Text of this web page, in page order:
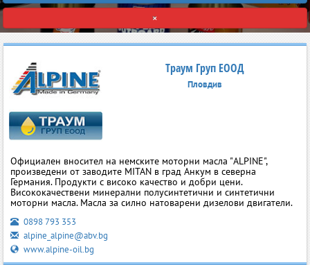
×
Траум Груп ЕООД
Пловдив
Официален вносител на немските моторни масла "ALPINE",
произведени от заводите MITAN в град Анкум в северна
Германия. Продукти с високо качество и добри цени.
Висококачествени минерални полусинтетични и синтетични
моторни масла. Масла за силно натоварени дизелови двигатели.
0898 793 353
alpine_alpine@abv.bg
www.alpine-oil.bg